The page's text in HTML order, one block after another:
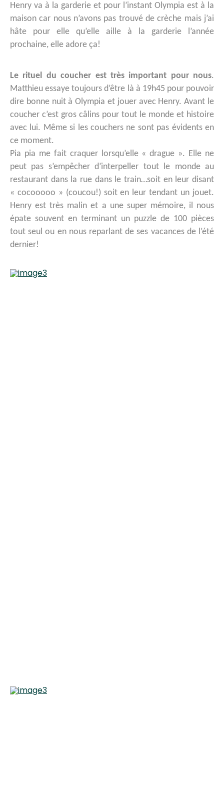
Henry va à la garderie et pour l’instant Olympia est à la
maison car nous n’avons pas trouvé de crèche mais j’ai
hâte pour elle qu’elle aille à la garderie l’année
prochaine, elle adore ça!
Le rituel du coucher est très important pour nous.
Matthieu essaye toujours d’être là à 19h45 pour pouvoir
dire bonne nuit à Olympia et jouer avec Henry. Avant le
coucher c’est gros câlins pour tout le monde et histoire
avec lui. Même si les couchers ne sont pas évidents en
ce moment.
Pia pia me fait craquer lorsqu’elle « drague ». Elle ne
peut pas s’empêcher d’interpeller tout le monde au
restaurant dans la rue dans le train…soit en leur disant
« cocooooo » (coucou!) soit en leur tendant un jouet.
Henry est très malin et a une super mémoire, il nous
épate souvent en terminant un puzzle de 100 pièces
tout seul ou en nous reparlant de ses vacances de l’été
dernier!